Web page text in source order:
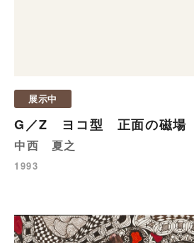
展示中
G／Z ヨコ型 正面の磁場
中西 夏之
1993